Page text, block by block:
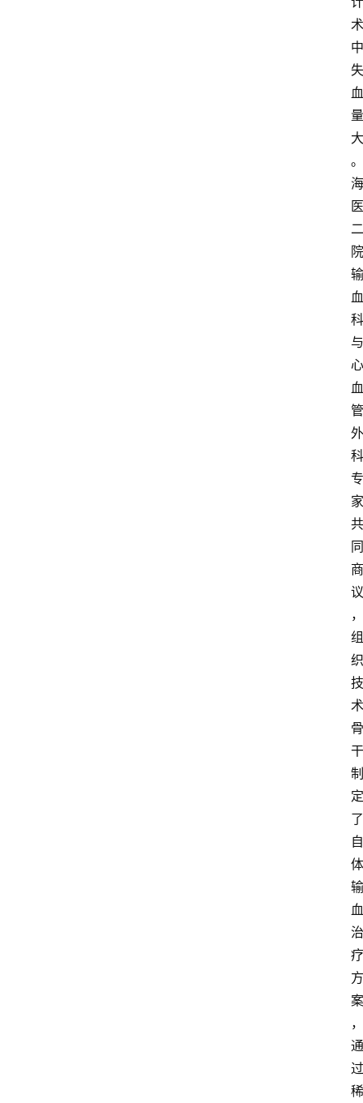
术
中
失
血
量
大
。
海
医
二
院
输
血
科
与
心
血
管
外
科
专
家
共
同
商
议
，
组
织
技
术
骨
干
制
定
了
自
体
输
血
治
疗
方
案
，
通
过
稀